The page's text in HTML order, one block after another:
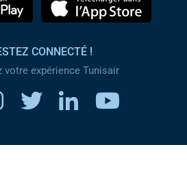
CONNECTÉ !
votre expérience Tunisair